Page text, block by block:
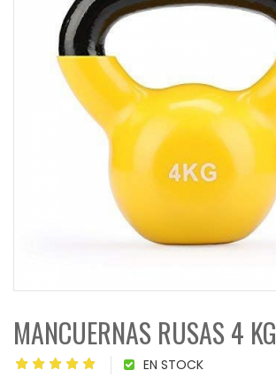
MANCUERNAS RUSAS 4 KG
EN STOCK